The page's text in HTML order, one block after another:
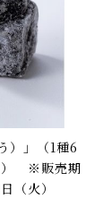
）」（1種6
） ※販売期
（火）